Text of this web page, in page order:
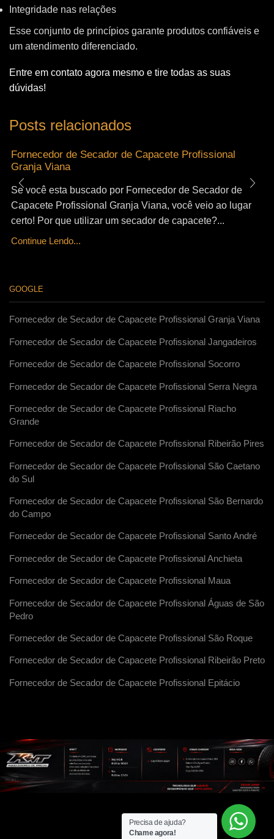
Integridade nas relações
Esse conjunto de princípios garante produtos confiáveis e
um atendimento diferenciado.
Entre em contato agora mesmo e tire todas as suas
dúvidas!
Posts relacionados
Fornecedor de Secador de Capacete Profissional
Granja Viana
Se você esta buscado por Fornecedor de Secador de
Capacete Profissional Granja Viana, você veio ao lugar
certo! Por que utilizar um secador de capacete?...
Continue Lendo...
GOOGLE
Fornecedor de Secador de Capacete Profissional Granja Viana
Fornecedor de Secador de Capacete Profissional Jangadeiros
Fornecedor de Secador de Capacete Profissional Socorro
Fornecedor de Secador de Capacete Profissional Serra Negra
Fornecedor de Secador de Capacete Profissional Riacho
Grande
Fornecedor de Secador de Capacete Profissional Ribeirão Pires
Fornecedor de Secador de Capacete Profissional São Caetano
do Sul
Fornecedor de Secador de Capacete Profissional São Bernardo
do Campo
Fornecedor de Secador de Capacete Profissional Santo André
Fornecedor de Secador de Capacete Profissional Anchieta
Fornecedor de Secador de Capacete Profissional Maua
Fornecedor de Secador de Capacete Profissional Águas de São
Pedro
Fornecedor de Secador de Capacete Profissional São Roque
Fornecedor de Secador de Capacete Profissional Ribeirão Preto
Fornecedor de Secador de Capacete Profissional Epitácio
Precisa de ajuda?
Chame agora!